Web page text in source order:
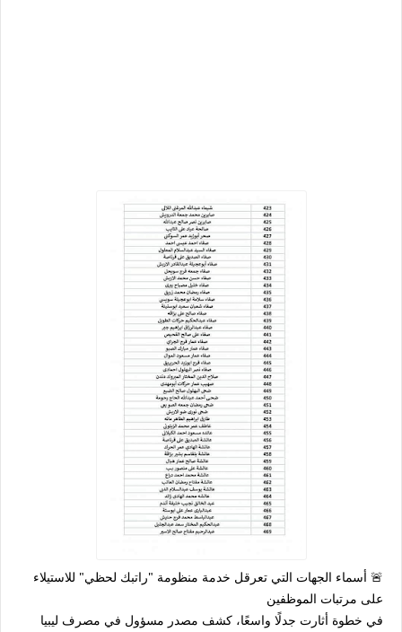
🚨 أسماء الجهات التي تعرقل خدمة منظومة "راتبك لحظي" للاستيلاء
على مرتبات الموظفين
في خطوة أثارت جدلًا واسعًا، كشف مصدر مسؤول في مصرف ليبيا